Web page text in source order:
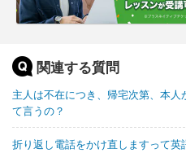
関連する質問
主人は不在につき、帰宅次第、本
て言うの？
折り返し電話をかけ直しますって英